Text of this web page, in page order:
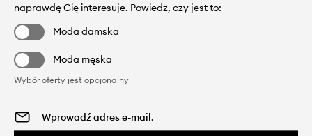
naprawdę Cię interesuje. Powiedz, czy jest to:
Moda damska
Moda męska
Wybór oferty jest opcjonalny